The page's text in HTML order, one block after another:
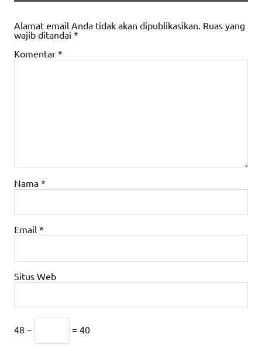
Alamat email Anda tidak akan dipublikasikan. Ruas yang
wajib ditandai *
Komentar *
Nama *
Email *
Situs Web
48 − = 40